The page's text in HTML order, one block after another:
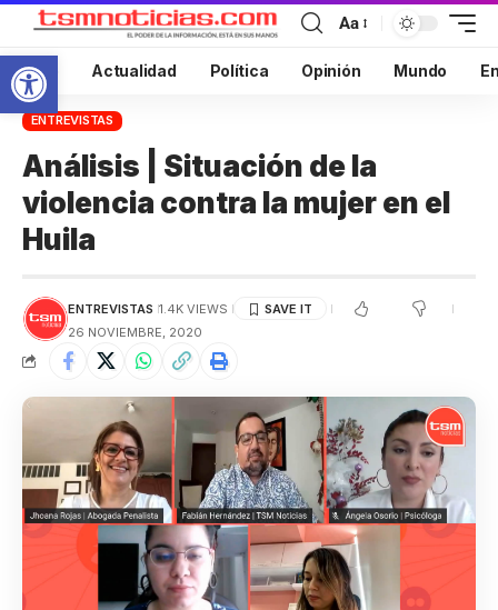
Abrir barra de herramientas
Aa
Inicio Actualidad Política Opinión Mundo
ENTREVISTAS
Análisis | Situación de la
violencia contra la mujer en el
Huila
ENTREVISTAS 1.4K VIEWS
26 NOVIEMBRE, 2020